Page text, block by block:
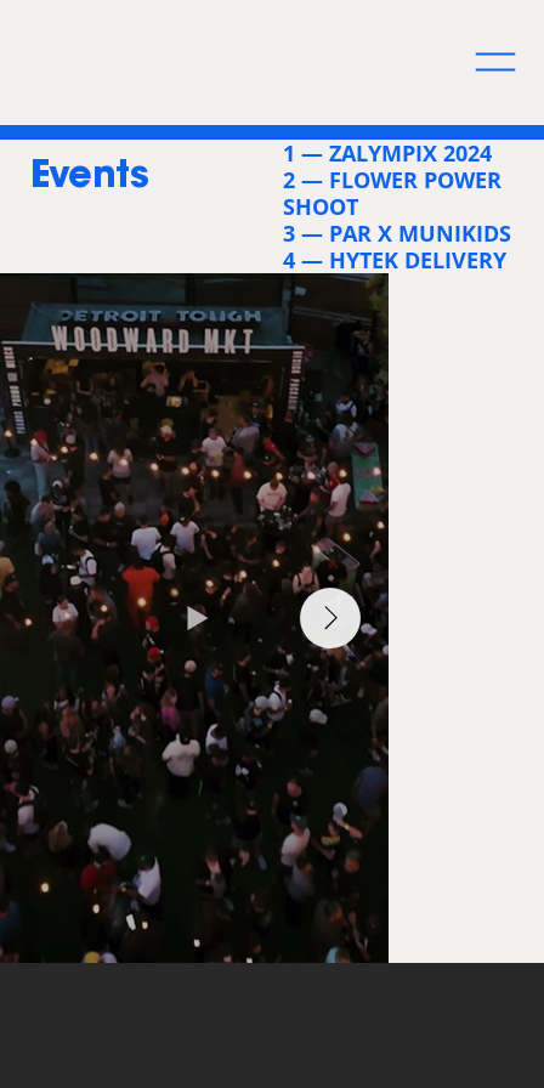
Events
1 — ZALYMPIX 2024
2 — FLOWER POWER
SHOOT
3 — PAR X MUNIKIDS
4 — HYTEK DELIVERY